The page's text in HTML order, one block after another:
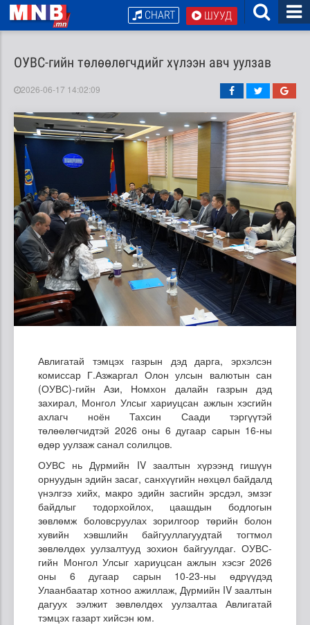
ШУУД
CHART
ОУВС-гийн төлөөлөгчдийг хүлээн авч уулзав
2026-06-17 14:02:09
Авлигатай тэмцэх газрын дэд дарга, эрхэлсэн
комиссар Г.Азжаргал Олон улсын валютын сан
(ОУВС)-гийн Ази, Номхон далайн газрын дэд
захирал, Монгол Улсыг хариуцсан ажлын хэсгийн
ахлагч ноён Тахсин Саади тэргүүтэй
төлөөлөгчидтэй 2026 оны 6 дугаар сарын 16-ны
өдөр уулзаж санал солилцов.
ОУВС нь Дүрмийн IV заалтын хүрээнд гишүүн
орнуудын эдийн засаг, санхүүгийн нөхцөл байдалд
үнэлгээ хийх, макро эдийн засгийн эрсдэл, эмзэг
байдлыг тодорхойлох, цаашдын бодлогын
зөвлөмж боловсруулах зорилгоор төрийн болон
хувийн хэвшлийн байгууллагуудтай тогтмол
зөвлөлдөх уулзалтууд зохион байгуулдаг. ОУВС-
гийн Монгол Улсыг хариуцсан ажлын хэсэг 2026
оны 6 дугаар сарын 10-23-ны өдрүүдэд
Улаанбаатар хотноо ажиллаж, Дүрмийн IV заалтын
дагуух ээлжит зөвлөлдөх уулзалтаа Авлигатай
тэмцэх газарт хийсэн юм.